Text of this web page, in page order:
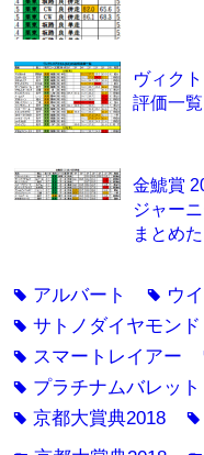
ヴィク
評価一覧
金鯱賞
ジャー
まとめた
tag アルバート tag ウ
tagサトノダイヤモンド
tag スマートレイアー
tag プラチナムバレット
tag京都大賞典2018